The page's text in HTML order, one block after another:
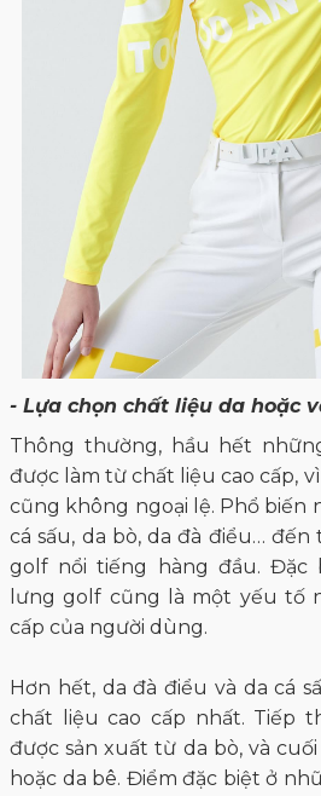
- Lựa chọn chất liệu da hoặc
Thông thường, hầu hết
được làm từ chất liệu cao cấp,
cũng không ngoại lệ. Phổ biến
cá sấu, da bò, da đà điểu…
golf nổi tiếng hàng đầu. Đặc
lưng golf cũng là một yếu tố
cấp của người dùng.
Hơn hết, da đà điểu và da cá
chất liệu cao cấp nhất. Tiếp
được sản xuất từ da bò, và
hoặc da bê. Điểm đặc biệt ở